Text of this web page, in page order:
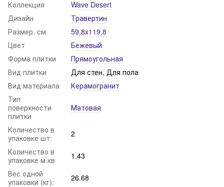
Коллекция
Wave Desert
Дизайн
Травертин
Размер, см
59,8x119,8
Цвет
Бежевый
Форма плитки
Прямоугольная
Вид плитки
Для стен, Для пола
Вид материала
Керамогранит
Тип
поверхности
плитки
Матовая
Количество в
упаковке шт:
2
Количество в
упаковке м.кв
1.43
Вес одной
упаковки (кг):
26.68